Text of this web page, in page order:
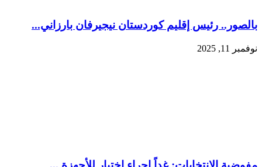
بالصور.. رئيس إقليم كوردستان نيجيرفان بارزاني...
نوفمبر 11, 2025